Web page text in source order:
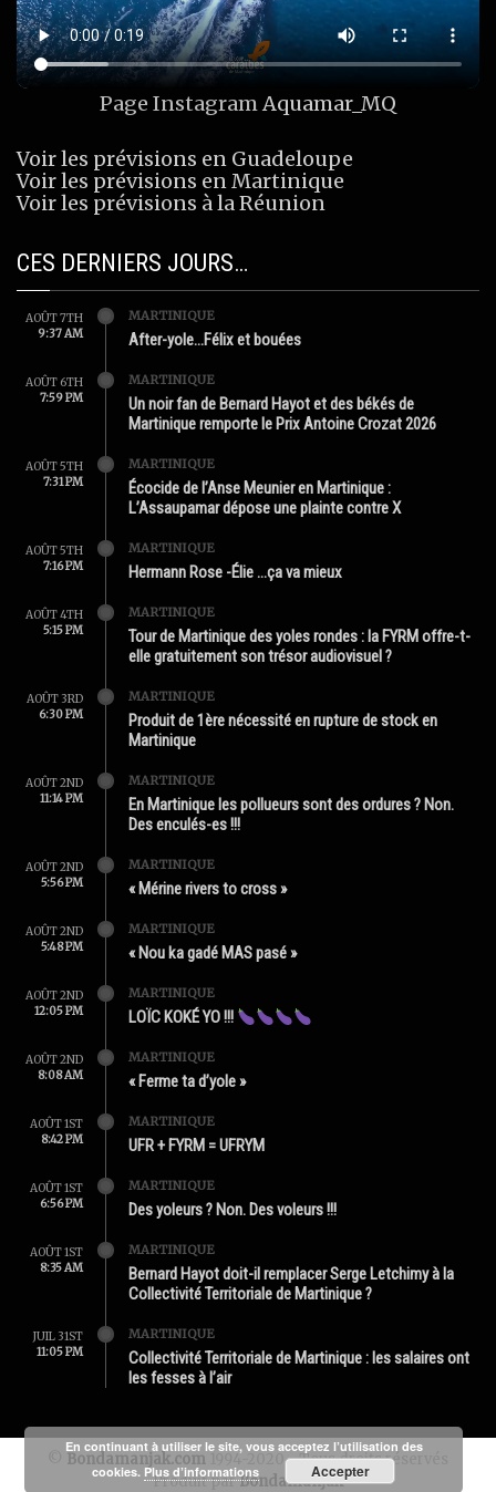
Page InstagramAquamar_MQ
Voir les prévisions en Guadeloupe
Voir les prévisions en Martinique
Voir les prévisions à la Réunion
CES DERNIERS JOURS…
AOÛT 7TH
9:37 AM
MARTINIQUE
After-yole…Félix et bouées
AOÛT 6TH
7:59 PM
MARTINIQUE
Un noir fan de Bernard Hayot et des békés de
Martinique remporte le Prix Antoine Crozat 2026
AOÛT 5TH
7:31 PM
MARTINIQUE
Écocide de l’Anse Meunier en Martinique :
L’Assaupamar dépose une plainte contre X
AOÛT 5TH
7:16 PM
MARTINIQUE
Hermann Rose -Élie …ça va mieux
AOÛT 4TH
5:15 PM
MARTINIQUE
Tour de Martinique des yoles rondes : la FYRM offre-t-
elle gratuitement son trésor audiovisuel ?
AOÛT 3RD
6:30 PM
MARTINIQUE
Produit de 1ère nécessité en rupture de stock en
Martinique
AOÛT 2ND
11:14 PM
MARTINIQUE
En Martinique les pollueurs sont des ordures ? Non.
Des enculés-es !!!
AOÛT 2ND
5:56 PM
MARTINIQUE
« Mérine rivers to cross »
AOÛT 2ND
5:48 PM
MARTINIQUE
« Nou ka gadé MAS pasé »
AOÛT 2ND
12:05 PM
MARTINIQUE
LOÏC KOKÉ YO !!!
AOÛT 2ND
8:08 AM
MARTINIQUE
« Ferme ta d’yole »
AOÛT 1ST
8:42 PM
MARTINIQUE
UFR + FYRM = UFRYM
AOÛT 1ST
6:56 PM
MARTINIQUE
Des yoleurs ? Non. Des voleurs !!!
AOÛT 1ST
8:35 AM
MARTINIQUE
Bernard Hayot doit-il remplacer Serge Letchimy à la
Collectivité Territoriale de Martinique ?
JUIL 31ST
11:05 PM
MARTINIQUE
Collectivité Territoriale de Martinique : les salaires ont
les fesses à l’air
Bondamanjak.com 1994-2020 - Tous droits réservés
Produit parBondamanjak
En continuant à utiliser le site, vous acceptez l’utilisation des
cookies. Plus d’informations Accepter